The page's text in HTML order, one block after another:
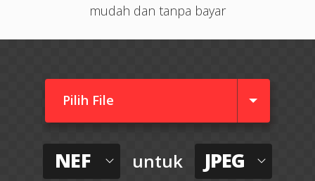
mudah dan tanpa bayar
Pilih File
NEF untuk JPEG